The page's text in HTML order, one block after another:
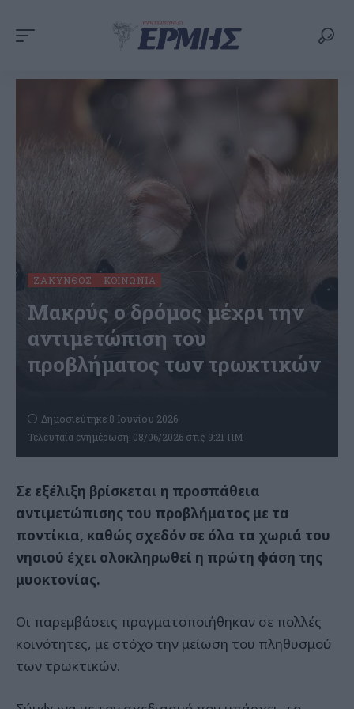
ΖΆΚΥΝΘΟΣ ΚΟΙΝΩΝΊΑ
Μακρύς ο δρόμος μέχρι την
αντιμετώπιση του
προβλήματος των τρωκτικών
Τελευταία ενημέρωση: 08/06/2026 στις 9:21 ΠΜ
Δημοσιεύτηκε 8 Ιουνίου 2026
Σε εξέλιξη βρίσκεται η προσπάθεια
αντιμετώπισης του προβλήματος με τα
ποντίκια, καθώς σχεδόν σε όλα τα χωριά του
νησιού έχει ολοκληρωθεί η πρώτη φάση της
μυοκτονίας.
Οι παρεμβάσεις πραγματοποιήθηκαν σε πολλές
κοινότητες, με στόχο την μείωση του πληθυσμού
των τρωκτικών.